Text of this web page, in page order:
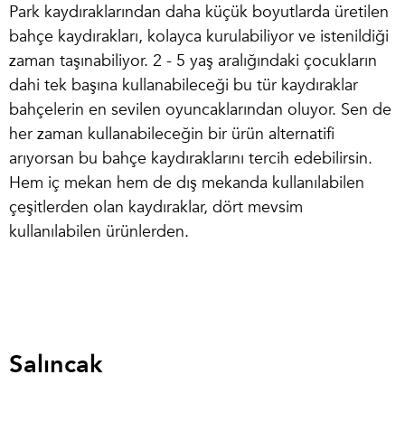
Park kaydıraklarından daha küçük boyutlarda üretilen
bahçe kaydırakları, kolayca kurulabiliyor ve istenildiği
zaman taşınabiliyor. 2 - 5 yaş aralığındaki çocukların
dahi tek başına kullanabileceği bu tür kaydıraklar
bahçelerin en sevilen oyuncaklarından oluyor. Sen de
her zaman kullanabileceğin bir ürün alternatifi
arıyorsan bu bahçe kaydıraklarını tercih edebilirsin.
Hem iç mekan hem de dış mekanda kullanılabilen
çeşitlerden olan kaydıraklar, dört mevsim
kullanılabilen ürünlerden.
Salıncak